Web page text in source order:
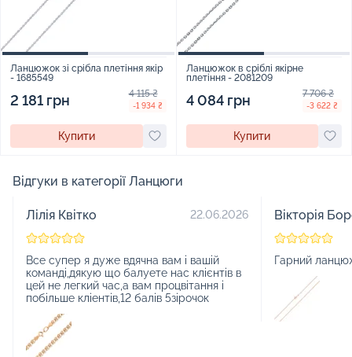
Ланцюжок зі срібла плетіння якір
- 1685549
2 181 грн 4 115 ₴
-1 934 ₴
Купити
Ланцюжок в сріблі якірне
плетіння - 2081209
4 084 грн 7 706 ₴
-3 622 ₴
Купити
Відгуки в категорії Ланцюги
Лілія Квітко 22.06.2026
Все супер я дуже вдячна вам і вашій
команді,дякую що балуете нас клієнтів в
цей не легкий час,а вам процвітання і
побільше кліентів,12 балів 5зірочок
Вікторія
Гарний